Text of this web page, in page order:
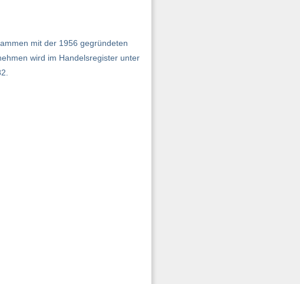
mit der 1956 gegründeten
wird im Handelsregister unter